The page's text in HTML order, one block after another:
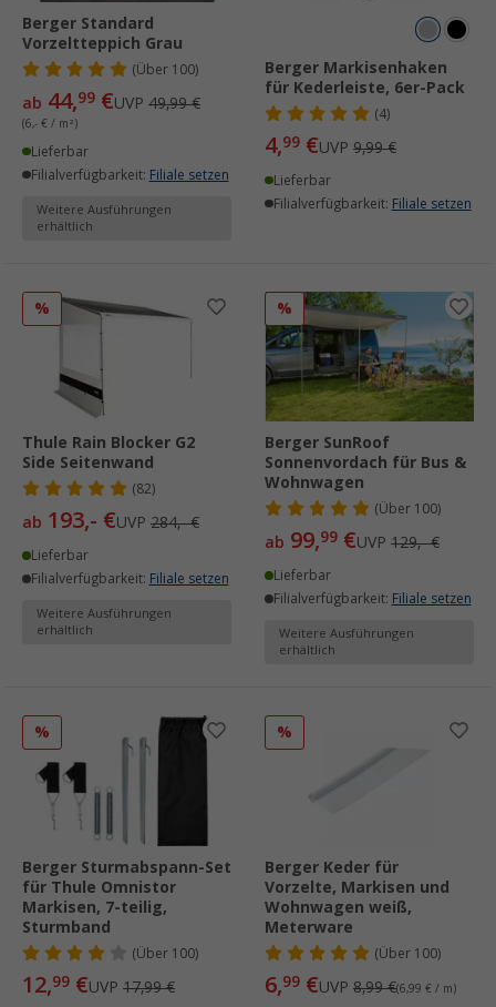
Berger Standard
Vorzeltteppich Grau
(Über100)
ab 44,99 €UVP 49,99 €
(6,- € / m²)
Lieferbar
Filialverfügbarkeit: Filiale setzen
Weitere Ausführungen
erhältlich
Berger Markisenhaken
für Kederleiste, 6er-Pack
(4)
4,99 €UVP 9,99 €
Lieferbar
Filialverfügbarkeit: Filiale setzen
%
Thule Rain Blocker G2
Side Seitenwand
(82)
ab 193,- €UVP 284,- €
Lieferbar
Filialverfügbarkeit: Filiale setzen
Weitere Ausführungen
erhältlich
%
Berger SunRoof
Sonnenvordach für Bus &
Wohnwagen
(Über100)
ab 99,99 €UVP 129,- €
Lieferbar
Filialverfügbarkeit: Filiale setzen
Weitere Ausführungen
erhältlich
%
Berger Sturmabspann-Set
für Thule Omnistor
Markisen, 7-teilig,
Sturmband
(Über100)
12,99 €UVP 17,99 €
%
Berger Keder für
Vorzelte, Markisen und
Wohnwagen weiß,
Meterware
(Über100)
6,99 €UVP 8,99 €(6,99 € / m)